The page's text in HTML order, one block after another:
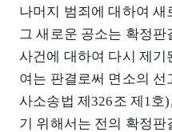
나머지 범죄에 대하여 새
그 새로운 공소는 확정
사건에 대하여 다시 제
여는 판결로써 면소의
사소송법 제326조 제1호
기 위해서는 전의 확정